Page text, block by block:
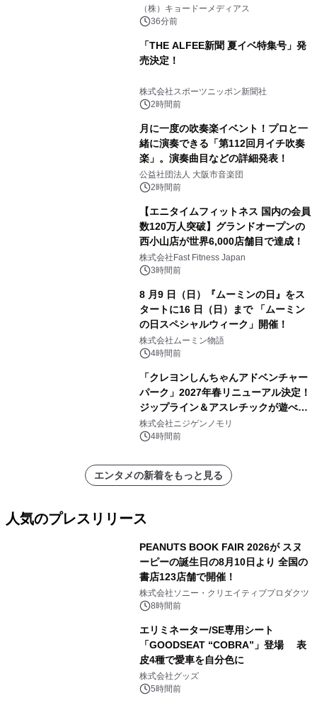
マジで来い』キービジュアル解禁！
（株）キョードーメディアス
36分前
「THE ALFEE新聞 夏イベ特集号」発
売決定！
株式会社スポーツニッポン新聞社
2時間前
月に一度の吹奏楽イベント！プロと一
緒に演奏できる「第112回月イチ吹奏
楽」。演奏曲目などの詳細発表！
公益社団法人 大阪市音楽団
2時間前
【エニタイムフィットネス 国内の会員
数120万人突破】グランドオープンの
西小山店が世界6,000店舗目で達成！
株式会社Fast Fitness Japan
3時間前
8 月9 日（日）『ムーミンの日』をス
タートに16 日（日）まで 「ムーミン
の日スペシャルウィーク」開催！
株式会社ムーミン物語
4時間前
「クレヨンしんちゃんアドベンチャー
パーク」2027年春リニューアル決定！
ジップライン＆アスレチックが遊べる
のは今年が最後！ 「ラスト！ドキがム
ネムネ～大作戦！」始動
株式会社ニジゲンノモリ
4時間前
エンタメの新着をもっと見る
人気のプレスリリース
PEANUTS BOOK FAIR 2026が スヌ
ーピーの誕生日の8月10日より 全国の
書店123店舗で開催！
株式会社ソニー・クリエイティブプロダクツ
8時間前
エリミネーター/SE専用シート
「GOODSEAT “COBRA”」登場 表
皮4種で愛車を自分色に
株式会社グッズ
5時間前